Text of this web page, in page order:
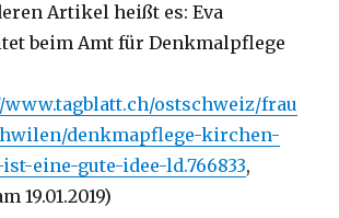
Artikel heißt es: Eva
beim Amt für Denkmalpflege
www.tagblatt.ch/ostschweiz/frau
denkmapflege-kirchen-
eine-gute-idee-ld.766833,
19.01.2019)